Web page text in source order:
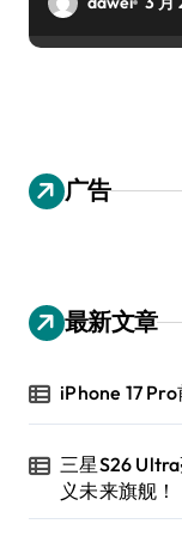
广告
最新文章
iPhone 17
三星S26
义未来旗舰！